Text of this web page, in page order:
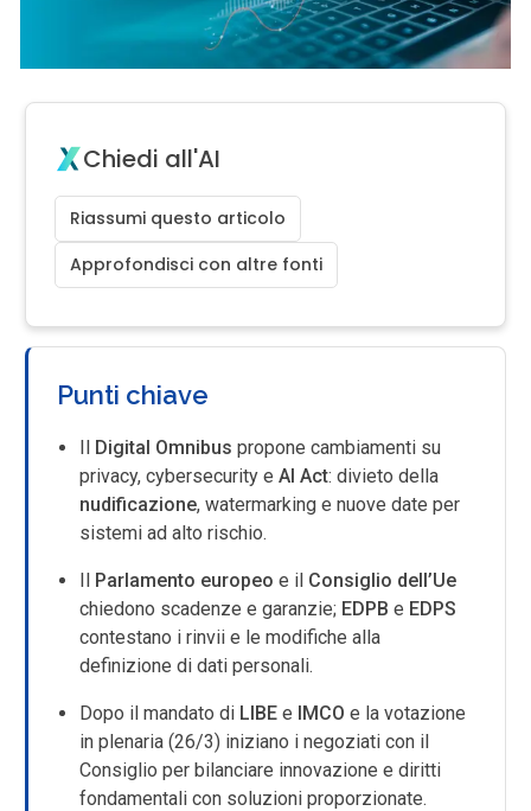
Chiedi all'AI
Riassumi questo articolo
Approfondisci con altre fonti
Punti chiave
Il Digital Omnibus propone cambiamenti su
privacy, cybersecurity eAI Act: divieto della
nudificazione, watermarking e nuove date per
sistemi ad alto rischio.
Il Parlamento europeo e il Consiglio dell’Ue
chiedono scadenze e garanzie; EDPB e EDPS
contestano i rinvii e le modifiche alla
definizione di dati personali.
Dopo il mandato di LIBE e IMCO e la votazione
in plenaria (26/3) iniziano i negoziati con il
Consiglio per bilanciare innovazione e diritti
fondamentali con soluzioni proporzionate.